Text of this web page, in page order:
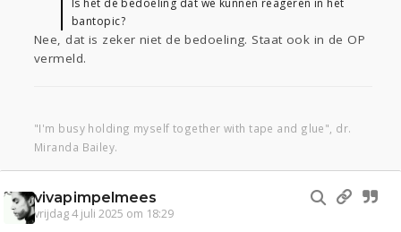
Is het de bedoeling dat we kunnen reageren in het
bantopic?
Nee, dat is zeker niet de bedoeling. Staat ook in de OP
vermeld.
"I'm busy holding myself together with tape and glue", dr.
Miranda Bailey.
vivapimpelmees
vrijdag 4 juli 2025 om 18:29